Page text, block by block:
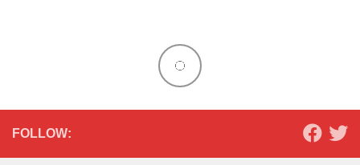
FOLLOW: